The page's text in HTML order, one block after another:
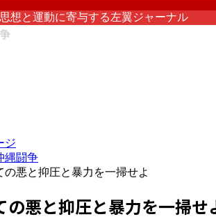
想と運動に寄与する左翼ジャーナル
ジ
縄闘争
悪と抑圧と暴力を一掃せよ
悪と抑圧と暴力を一掃せ